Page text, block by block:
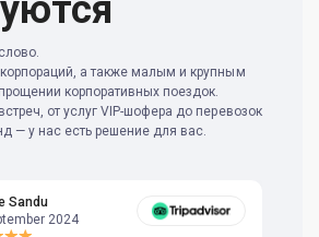
а также малым и крупным
корпоративных поездок.
от услуг VIP-шофера до перевозок
— у нас есть решение для вас.
Sandu
2024